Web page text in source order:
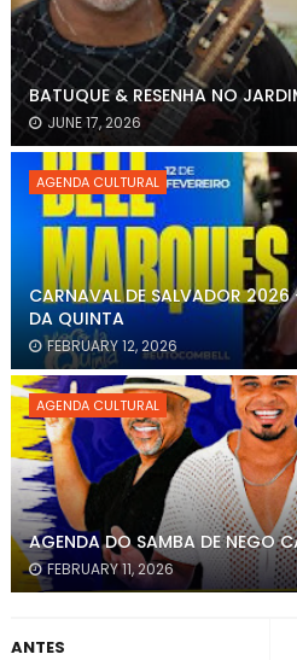
BATUQUE & RESENHA NO
JUNE 17, 2026
AGENDA CULTURAL
CARNAVAL DE SALVADOR 2026
DA QUINTA
FEBRUARY 12, 2026
AGENDA CULTURAL
AGENDA DO SAMBA DE NEGO
FEBRUARY 11, 2026
ANTES